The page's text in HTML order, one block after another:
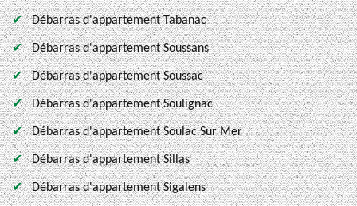
Débarras d'appartement Tabanac
Débarras d'appartement Soussans
Débarras d'appartement Soussac
Débarras d'appartement Soulignac
Débarras d'appartement Soulac Sur Mer
Débarras d'appartement Sillas
Débarras d'appartement Sigalens